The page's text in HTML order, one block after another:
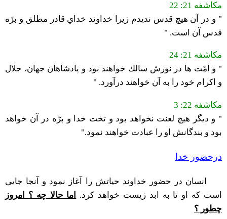
مکاشفه 21: 22
" و در آن هيچ قدس نديدم زيرا خداوند خداي قادر مطلق و برّه
قدس آن است. "
مکاشفه 21: 24
" و امّت ها در نورش سالك خواهند بود و پادشاهان جهان، جلال
و اكرام خود را به آن خواهند درآورد. "
مکاشفه 22: 3
" و ديگر هيچ لعنت نخواهد بود و تخت خدا و برّه در آن خواهد
بود و بندگانش او را عبادت خواهند نمود."
درحضور خدا
انسان در حضور خداوند حیاتش را آغاز نمود و آنجا جایی
است که او تا به ابد زیست خواهد کرد.
اما حالا چه ؟ امروز
چطور ؟